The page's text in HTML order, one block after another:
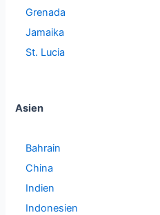
Grenada
Jamaika
St. Lucia
Asien
Bahrain
China
Indien
Indonesien